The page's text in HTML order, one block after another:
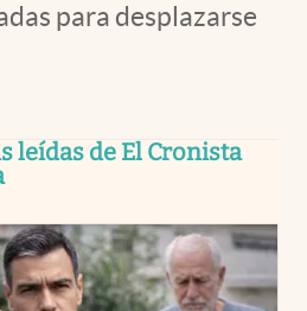
para desplazarse
leídas de El Cronista